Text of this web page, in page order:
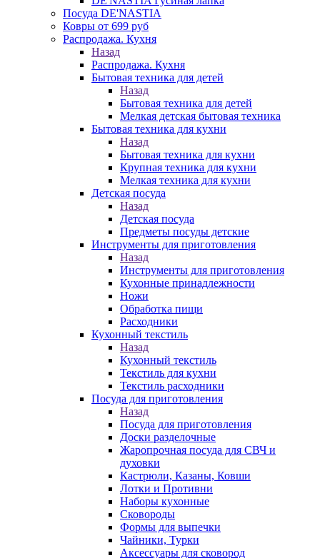
Посуда DE'NASTIA
Ковры от 699 руб
Распродажа. Кухня
Назад
Распродажа. Кухня
Бытовая техника для детей
Назад
Бытовая техника для детей
Мелкая детская бытовая техника
Бытовая техника для кухни
Назад
Бытовая техника для кухни
Крупная техника для кухни
Мелкая техника для кухни
Детская посуда
Назад
Детская посуда
Предметы посуды детские
Инструменты для приготовления
Назад
Инструменты для приготовления
Кухонные принадлежности
Ножи
Обработка пищи
Расходники
Кухонный текстиль
Назад
Кухонный текстиль
Текстиль для кухни
Текстиль расходники
Посуда для приготовления
Назад
Посуда для приготовления
Доски разделочные
Жаропрочная посуда для СВЧ и
духовки
Кастрюли, Казаны, Ковши
Лотки и Противни
Наборы кухонные
Сковороды
Формы для выпечки
Чайники, Турки
Аксессуары для сковород